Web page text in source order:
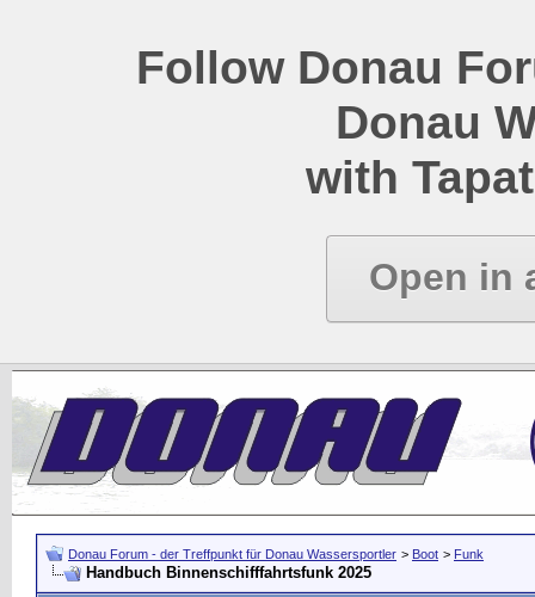
Follow Donau
Donau
with
Open in
Donau Forum - der Treffpunkt für Donau Wassersportler > Boot > Funk
Handbuch Binnenschifffahrtsfunk 2025